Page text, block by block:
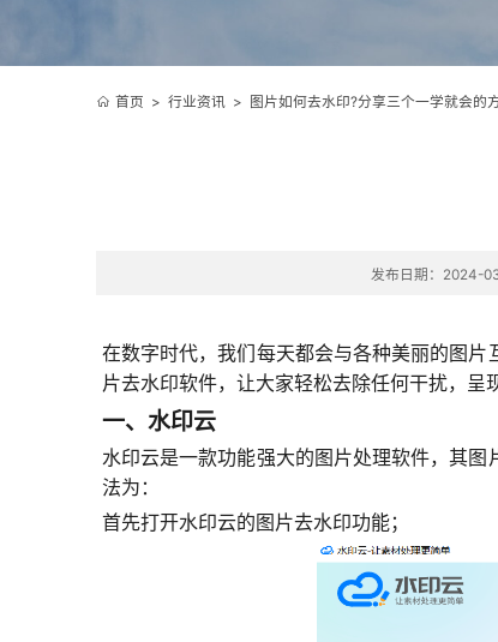
首页 > 行业资讯> 图片如何去水印?分享三个一学就会的
发布日期：2024-
在数字时代，我们每天都会与各种美丽的图
片去水印软件，让大家轻松去除任何干扰，呈
一、水印云
水印云是一款功能强大的图片处理软件，其图
法为：
首先打开水印云的图片去水印功能；